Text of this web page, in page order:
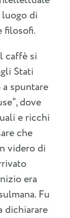
di
filosofi.
caffè si
Stati
spuntare
dove
e ricchi
che
videro di
era
Fu
dichiarare